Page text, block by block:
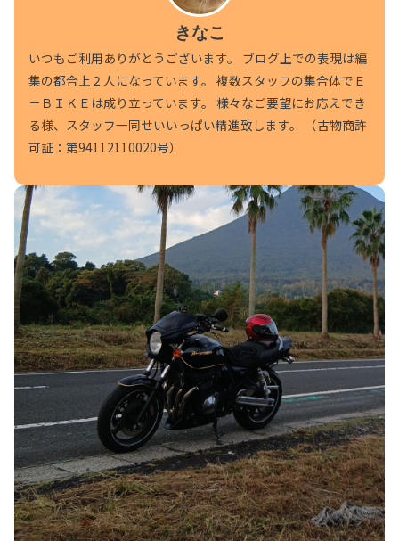
きなこ
いつもご利用ありがとうございます。 ブログ上での表現は編
集の都合上２人になっています。 複数スタッフの集合体でＥ
－ＢＩＫＥは成り立っています。 様々なご要望にお応えでき
る様、スタッフ一同せいいっぱい精進致します。 （古物商許
可証：第94112110020号）